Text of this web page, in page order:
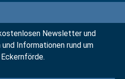
Newsletter und
Informationen rund um